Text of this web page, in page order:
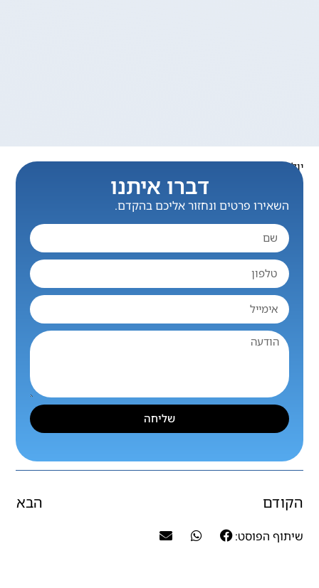
יולי 27, 2025
דברו איתנו
השאירו פרטים ונחזור אליכם בהקדם.
שליחה
הקודם הבא
שיתוף הפוסט: